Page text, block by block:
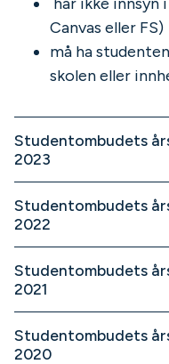
Canvas eller FS)
må ha
skolen eller
Studentombudets
2023
Studentombudets
2022
Studentombudets
2021
Studentombudets
2020